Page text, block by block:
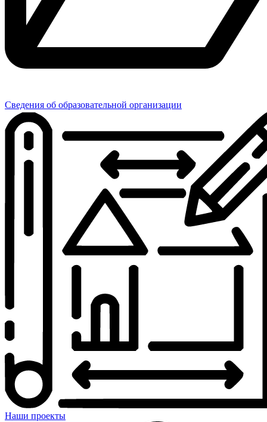
Сведения об образовательной организации
Наши проекты